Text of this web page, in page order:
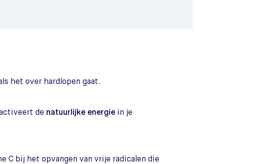
het over hardlopen gaat.
de natuurlijke energie in je
C bij het opvangen van vrije radicalen die